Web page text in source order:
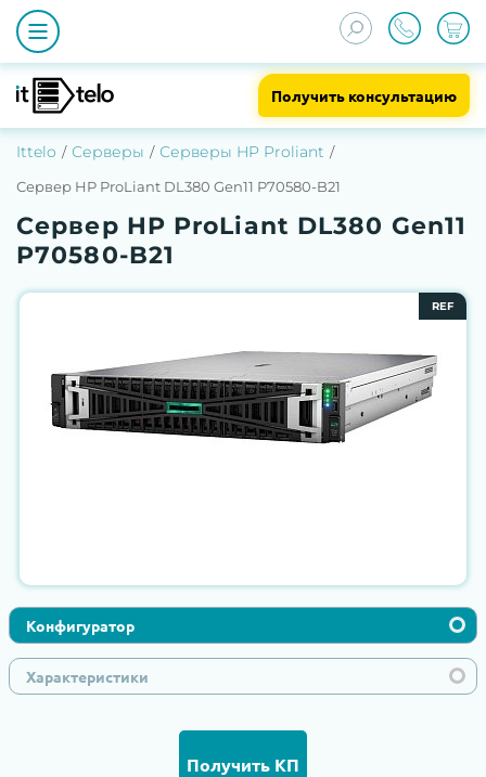
Получить консультацию
Ittelo Серверы Серверы HP Proliant
Сервер HP ProLiant DL380 Gen11 P70580-B21
Сервер HP ProLiant DL380 Gen11
P70580-B21
REF
Конфигуратор
Характеристики
Получить КП